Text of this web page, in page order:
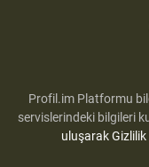
Profil.im Platformu
servislerindeki bilgileri
uluşarak